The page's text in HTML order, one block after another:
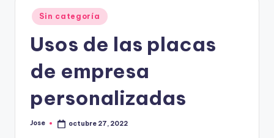
Publicado
en
Sin categoría
Usos de las placas
de empresa
personalizadas
Publicado
Jose octubre 27, 2022